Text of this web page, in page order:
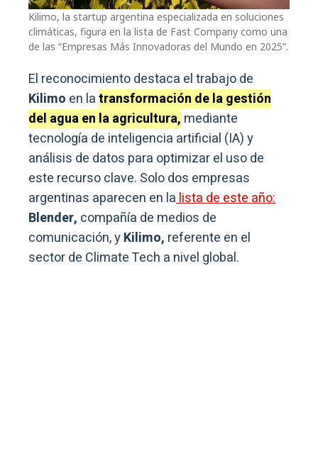
Kilimo, la startup argentina especializada en soluciones
climáticas, figura en la lista de Fast Company como una
de las “Empresas Más Innovadoras del Mundo en 2025”.
El reconocimiento destaca el trabajo de
Kilimo en latransformación de la gestión
del agua en la agricultura, mediante
tecnología de inteligencia artificial (IA) y
análisis de datos para optimizar el uso de
este recurso clave. Solo dos empresas
argentinas aparecen en lalista de este año:
Blender, compañía de medios de
comunicación, yKilimo, referente en el
sector de Climate Tech a nivel global.